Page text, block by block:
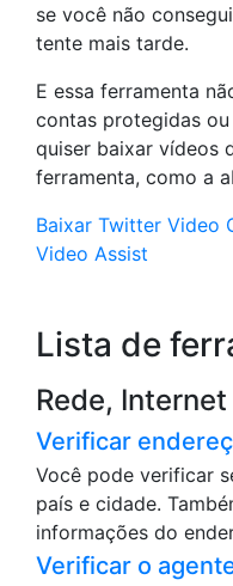
se você não
tente mais tarde.
E essa ferramenta
contas protegidas
quiser baixar vídeos
ferramenta, como a
Baixar Twitter Video
Video Assist
Lista de
Rede, Internet
Verificar
Você pode verificar
país e cidade.
informações do
Verificar o